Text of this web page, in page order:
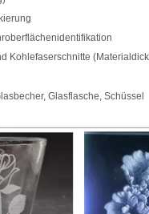
Kohlefaserschnitte
Glasflasche, Schüssel